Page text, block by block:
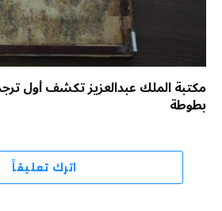
مكتبة الملك عبدالعزيز تكشف أول
بطوطة
اترك تعليقاً